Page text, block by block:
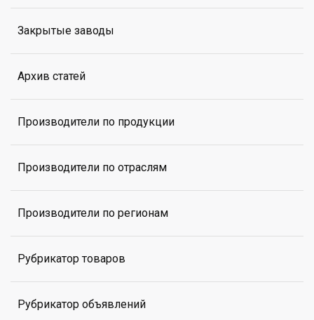
Закрытые заводы
Архив статей
Производители по продукции
Производители по отраслям
Производители по регионам
Рубрикатор товаров
Рубрикатор объявлений